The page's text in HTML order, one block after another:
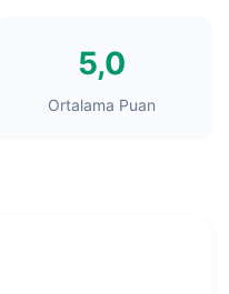
5,0
Ortalama Puan